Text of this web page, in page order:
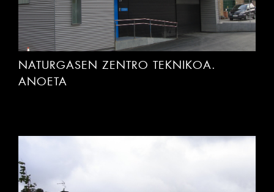
NATURGASEN ZENTRO TEKNIKOA.
ANOETA